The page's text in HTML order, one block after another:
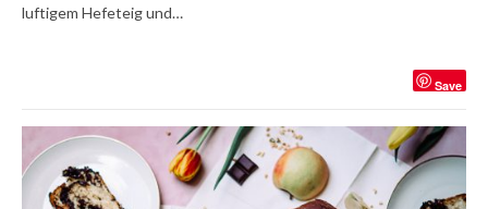
luftigem Hefeteig und…
Save